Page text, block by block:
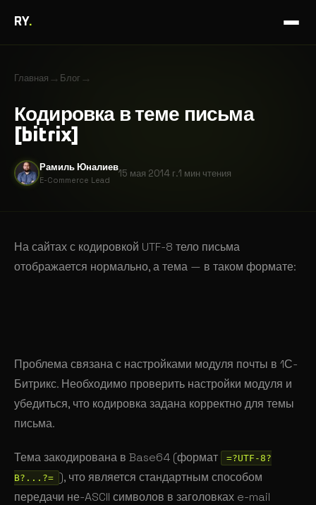
RY.
Главная → Блог →
Кодировка в теме письма
[bitrix]
Рамиль Юналиев
E-Commerce Lead
15 мая 2014 г.1 мин чтения
На сайтах с кодировкой UTF-8 тело письма
отображается нормально, а тема — в таком формате:
Проблема связана с настройками модуля почты в 1С-
Битрикс. Необходимо проверить настройки модуля и
убедиться, что кодировка задана корректно для темы
письма.
Тема закодирована в Base64 (формат
=?UTF-8?
B?...?= ), что является стандартным способом
передачи не-ASCII символов в заголовках e-mail